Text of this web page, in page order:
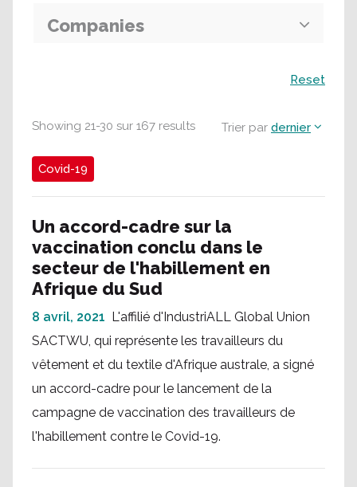
Showing 21-30 sur 167 results Trier par dernier
Covid-19
Un accord-cadre sur la
vaccination conclu dans le
secteur de l'habillement en
Afrique du Sud
8 avril, 2021 L'affilié d'IndustriALL Global Union
SACTWU, qui représente les travailleurs du
vêtement et du textile d'Afrique australe, a signé
un accord-cadre pour le lancement de la
campagne de vaccination des travailleurs de
l'habillement contre le Covid-19.
Companies
Reset